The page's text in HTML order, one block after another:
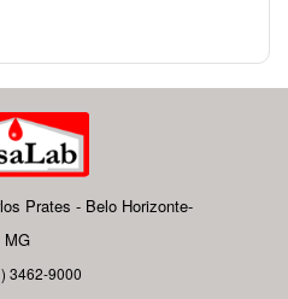
Prates - Belo Horizonte-
MG
3462-9000